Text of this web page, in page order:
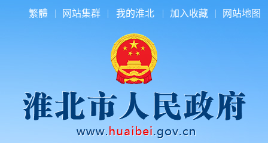
繁體 网站集群 我的淮北 加入收藏 网站地图